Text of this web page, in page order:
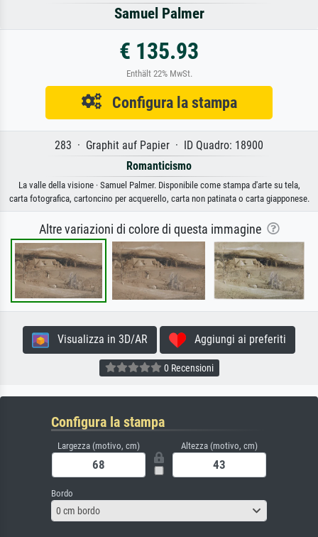
Samuel Palmer
€ 135.93
Enthält 22% MwSt.
Configura la stampa
283 · Graphit auf Papier · ID Quadro: 18900
Romanticismo
La valle della visione · Samuel Palmer. Disponibile come stampa d'arte su tela,
carta fotografica, cartoncino per acquerello, carta non patinata o carta giapponese.
Altre variazioni di colore di questa immagine
Visualizza in 3D/AR Aggiungi ai preferiti
0 Recensioni
Configura la stampa
Largezza (motivo, cm) Altezza (motivo, cm)
Bordo
0 cm bordo